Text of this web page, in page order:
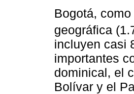
Bogotá,
geográfica
incluyen casi
importantes
dominical, el
Bolívar y el